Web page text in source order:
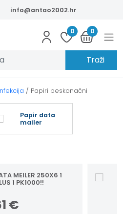
info@antao2002.hr
0 0
Traži
/ Papiri beskonačni
Papir data
mailer
MEILER 250X6 1
1 PK1000!!
€